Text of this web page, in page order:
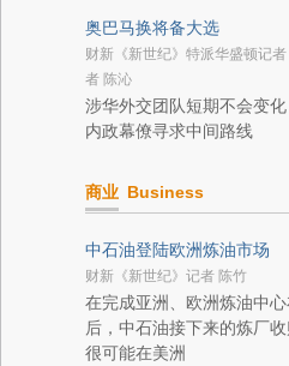
奥巴马换将备大选
财新《新世纪》特派华盛顿记
者 陈沁
涉华外交团队短期不会变
内政幕僚寻求中间路线
商业 Business
中石油登陆欧洲炼油市场
财新《新世纪》记者 陈竹
在完成亚洲、欧洲炼油中
后，中石油接下来的炼厂
很可能在美洲